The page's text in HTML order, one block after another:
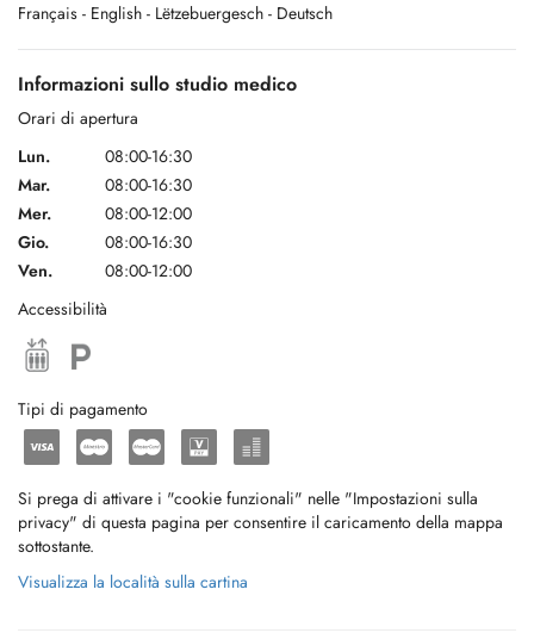
Français - English - Lëtzebuergesch - Deutsch
Informazioni sullo studio medico
Orari di apertura
Lun.
08:00-16:30
Mar.
08:00-16:30
Mer.
08:00-12:00
Gio.
08:00-16:30
Ven.
08:00-12:00
Accessibilità
Tipi di pagamento
Si prega di attivare i "cookie funzionali" nelle "Impostazioni sulla
privacy" di questa pagina per consentire il caricamento della mappa
sottostante.
Visualizza la località sulla cartina